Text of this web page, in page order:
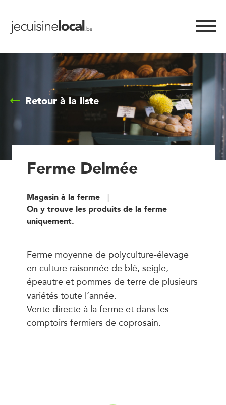
Retour à la liste
Ferme Delmée
Magasin à la ferme
On y trouve les produits de la ferme
uniquement.
Ferme moyenne de polyculture-élevage
en culture raisonnée de blé, seigle,
épeautre et pommes de terre de plusieurs
variétés toute l’année.
Vente directe à la ferme et dans les
comptoirs fermiers de coprosain.